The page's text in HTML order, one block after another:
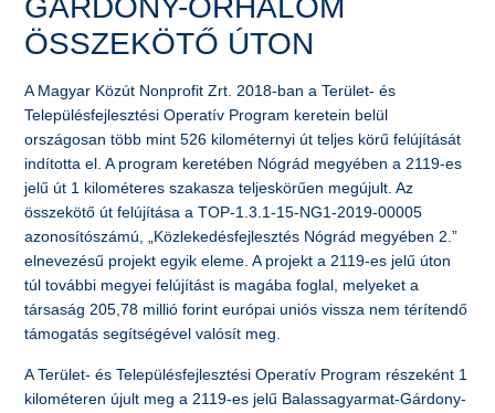
GÁRDONY-ŐRHALOM
ÖSSZEKÖTŐ ÚTON
A Magyar Közút Nonprofit Zrt. 2018-ban a Terület- és
Településfejlesztési Operatív Program keretein belül
országosan több mint 526 kilométernyi út teljes körű felújítását
indította el. A program keretében Nógrád megyében a 2119-es
jelű út 1 kilométeres szakasza teljeskörűen megújult. Az
összekötő út felújítása a TOP-1.3.1-15-NG1-2019-00005
azonosítószámú, „Közlekedésfejlesztés Nógrád megyében 2.”
elnevezésű projekt egyik eleme. A projekt a 2119-es jelű úton
túl további megyei felújítást is magába foglal, melyeket a
társaság 205,78 millió forint európai uniós vissza nem térítendő
támogatás segítségével valósít meg.
A Terület- és Településfejlesztési Operatív Program részeként 1
kilométeren újult meg a 2119-es jelű Balassagyarmat-Gárdony-